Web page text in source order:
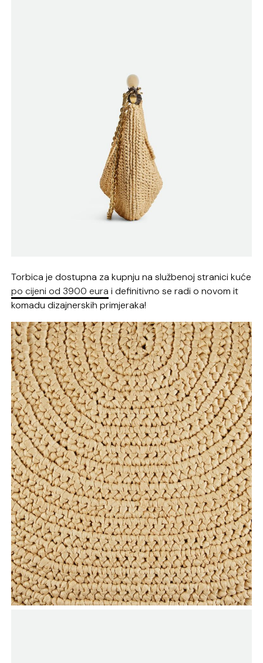
Torbica je dostupna za kupnju na službenoj stranici kuće
po cijeni od 3900 eura i definitivno se radi o novom it
komadu dizajnerskih primjeraka!